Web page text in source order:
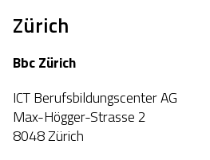
Zürich
Bbc Zürich
ICT Berufsbildungscenter AG
Max-Högger-Strasse 2
8048 Zürich